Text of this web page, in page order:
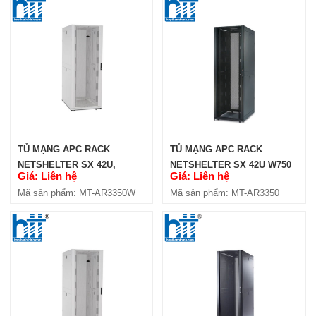
TỦ MẠNG APC RACK
NETSHELTER SX 42U,
D1200, CỬA LƯỚI, MÀU
TRẮNG (AR3350W)
Giá: Liên hệ
Mã sản phẩm: MT-AR3350W
TỦ MẠNG APC RACK
NETSHELTER SX 42U W750
D1200 (AR3350)
Giá: Liên hệ
Mã sản phẩm: MT-AR3350